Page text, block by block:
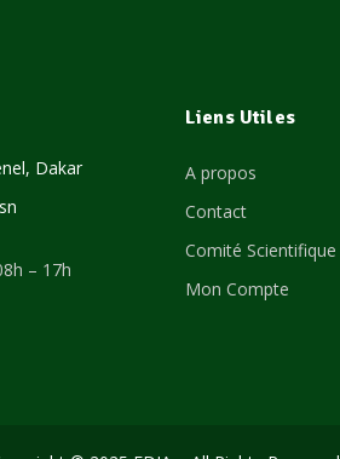
Dakar
– 17h
Liens Utiles
A propos
Contact
Comité Scientifique
Mon Compte